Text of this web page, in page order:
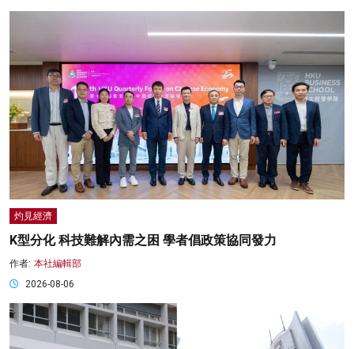
灼見經濟
K型分化 科技難解內需之困 學者倡政策協同發力
作者: 本社編輯部
2026-08-06